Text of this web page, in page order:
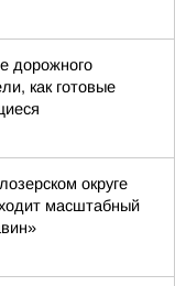
дорожного
как готовые
округе
масштабный